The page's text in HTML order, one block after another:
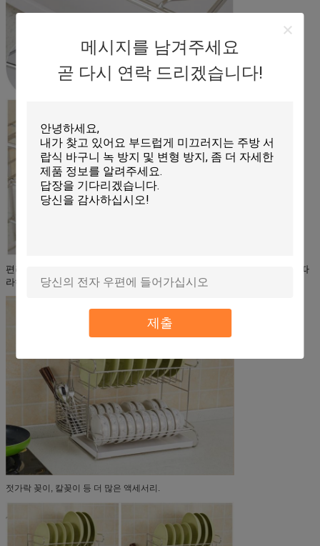
메시지를 남겨주세요
곧 다시 연락 드리겠습니다!
제출
편리함: 모든 구성 부품이 포함되어 있으며, 번거로움 없는 조립을 위해 따
라하기 쉬운 사용 설명서와 함께 쉽게 조립할 수 있습니다.
젓가락 꽂이, 칼꽂이 등 더 많은 액세서리.